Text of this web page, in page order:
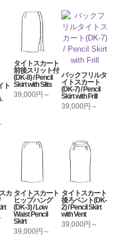
ト
タイトスカート
前後スリット付
(DK-8) / Pencil
Skirt with Slits
39,000円～
バックフリルタ
イトスカート
(DK-7) / Pencil
Skirt with Frill
39,000円～
カ タイトスカート
ヒップハング
(DK-3) / Low
Waist Pencil
Skirt
39,000円～
タイトスカート
後ろベント(DK-
2) / Pencil Skirt
with Vent
39,000円～